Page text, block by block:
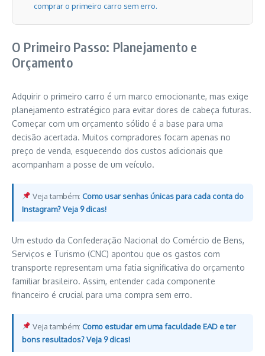
comprar o primeiro carro sem erro.
O Primeiro Passo: Planejamento e
Orçamento
Adquirir o primeiro carro é um marco emocionante, mas exige
planejamento estratégico para evitar dores de cabeça futuras.
Começar com um orçamento sólido é a base para uma
decisão acertada. Muitos compradores focam apenas no
preço de venda, esquecendo dos custos adicionais que
acompanham a posse de um veículo.
Veja também:Como usar senhas únicas para cada conta do
Instagram? Veja 9 dicas!
Um estudo da Confederação Nacional do Comércio de Bens,
Serviços e Turismo (CNC) apontou que os gastos com
transporte representam uma fatia significativa do orçamento
familiar brasileiro. Assim, entender cada componente
financeiro é crucial para uma compra sem erro.
Veja também:Como estudar em uma faculdade EAD e ter
bons resultados? Veja 9 dicas!